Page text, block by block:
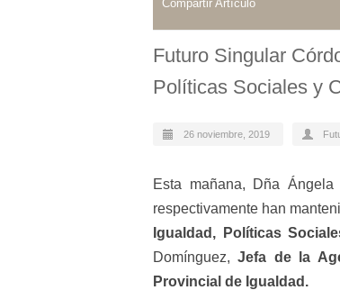
Compartir Artículo
Futuro Singular
Políticas Sociales y
26 noviembre, 2019
Esta mañana, Dña
respectivamente han
Igualdad, Políticas
Domínguez,Jefa de la
Provincial de Igualdad.